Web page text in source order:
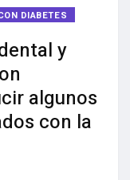
DIABETES
y
algunos
con la